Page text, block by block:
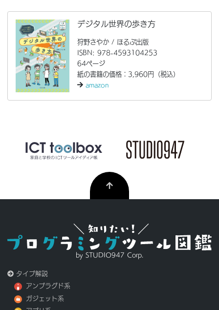
デジタル世界の歩き方
狩野さやか / ほるぷ出版
ISBN: 978-4593104253
64ページ
紙の書籍の価格：3,960円（税込）
amazon
by STUDIO947 Corp.
タイプ解説
アンプラグド系
ガジェット系